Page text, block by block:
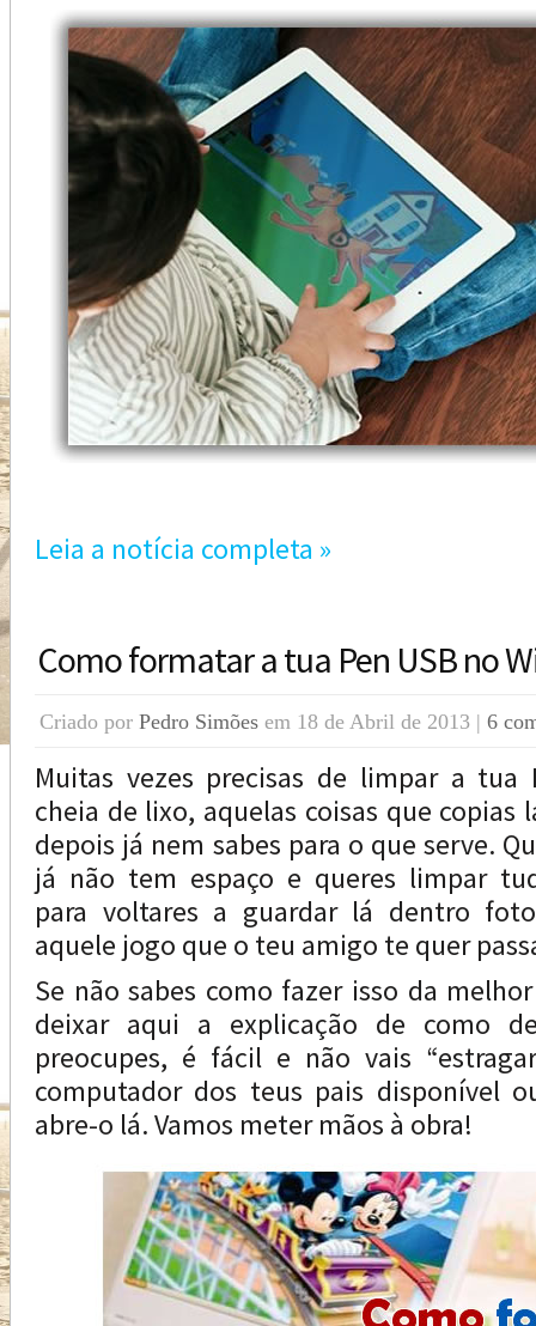
Leia a notícia completa »
Como formatar a tua Pen USB no
Criado por Pedro Simões em 18 de Abril de 2013 | 6
Muitas vezes precisas de limpar a tua
cheia de lixo, aquelas coisas que copias
depois já nem sabes para o que serve.
já não tem espaço e queres limpar
para voltares a guardar lá dentro
aquele jogo que o teu amigo te quer
Se não sabes como fazer isso da
deixar aqui a explicação de como
preocupes, é fácil e não vais
computador dos teus pais disponível
abre-o lá. Vamos meter mãos à obra!